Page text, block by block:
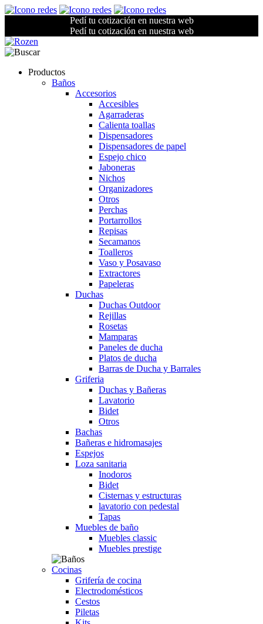
Pedí tu cotización en nuestra web
Pedí tu cotización en nuestra web
Productos
Baños
Accesorios
Accesibles
Agarraderas
Calienta toallas
Dispensadores
Dispensadores de papel
Espejo chico
Jaboneras
Nichos
Organizadores
Otros
Perchas
Portarrollos
Repisas
Secamanos
Toalleros
Vaso y Posavaso
Extractores
Papeleras
Duchas
Duchas Outdoor
Rejillas
Rosetas
Mamparas
Paneles de ducha
Platos de ducha
Barras de Ducha y Barrales
Griferia
Duchas y Bañeras
Lavatorio
Bidet
Otros
Bachas
Bañeras e hidromasajes
Espejos
Loza sanitaria
Inodoros
Bidet
Cisternas y estructuras
lavatorio con pedestal
Tapas
Muebles de baño
Muebles classic
Muebles prestige
Cocinas
Grifería de cocina
Electrodomésticos
Cestos
Piletas